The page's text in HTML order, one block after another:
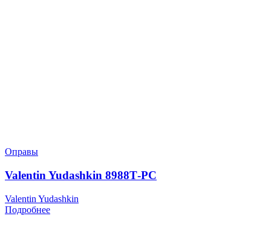
Оправы
Valentin Yudashkin 8988Т-РС
Valentin Yudashkin
Подробнее